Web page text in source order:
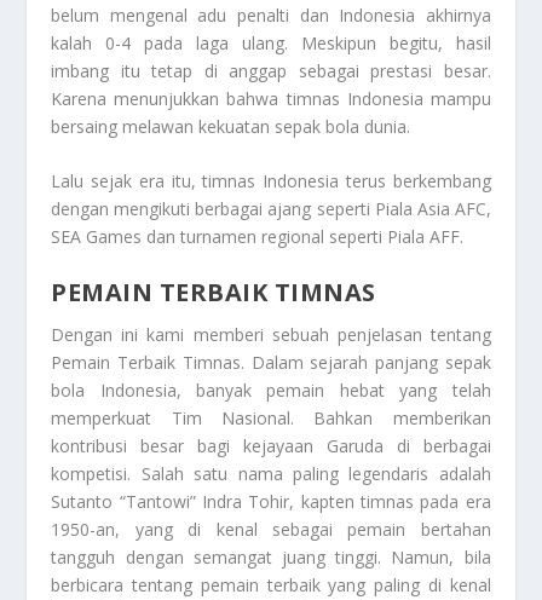
belum mengenal adu penalti dan Indonesia akhirnya
kalah 0-4 pada laga ulang. Meskipun begitu, hasil
imbang itu tetap di anggap sebagai prestasi besar.
Karena menunjukkan bahwa timnas Indonesia mampu
bersaing melawan kekuatan sepak bola dunia.
Lalu sejak era itu, timnas Indonesia terus berkembang
dengan mengikuti berbagai ajang seperti Piala Asia AFC,
SEA Games dan turnamen regional seperti Piala AFF.
PEMAIN TERBAIK TIMNAS
Dengan ini kami memberi sebuah penjelasan tentang
Pemain Terbaik Timnas. Dalam sejarah panjang sepak
bola Indonesia, banyak pemain hebat yang telah
memperkuat Tim Nasional. Bahkan memberikan
kontribusi besar bagi kejayaan Garuda di berbagai
kompetisi. Salah satu nama paling legendaris adalah
Sutanto “Tantowi” Indra Tohir, kapten timnas pada era
1950-an, yang di kenal sebagai pemain bertahan
tangguh dengan semangat juang tinggi. Namun, bila
berbicara tentang pemain terbaik yang paling di kenal